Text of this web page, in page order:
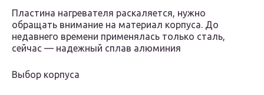
Пластина нагревателя раскаляется, нужно
обращать внимание на материал корпуса. До
недавнего времени применялась только сталь,
сейчас — надежный сплав алюминия
Выбор корпуса